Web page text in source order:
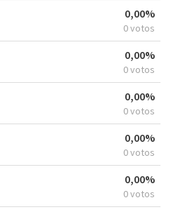
0,00%
0 votos
0,00%
0 votos
0,00%
0 votos
0,00%
0 votos
0,00%
0 votos